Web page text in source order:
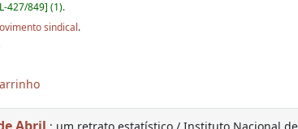
427/849] (1).
sindical.